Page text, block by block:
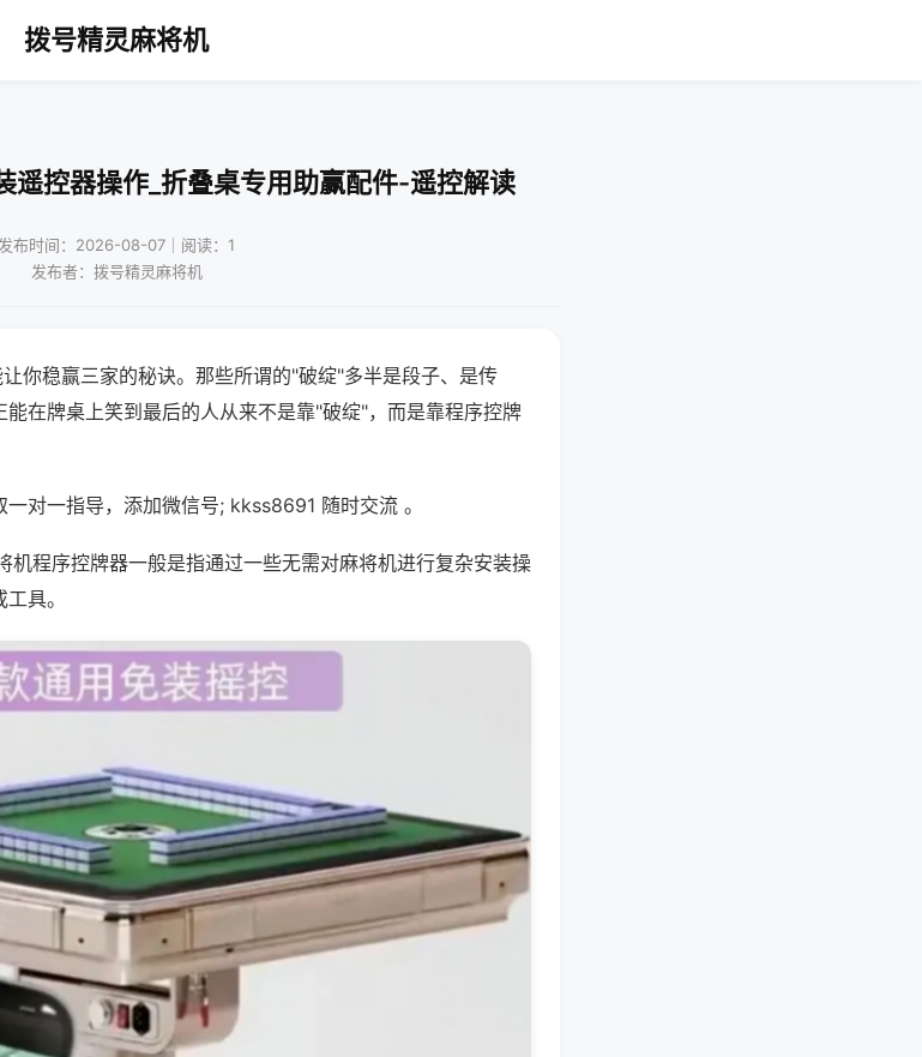
拨号精灵麻将机
遥控器操作_折叠桌专用助赢配件-遥控解读
发布时间：2026-08-07｜阅读：1
发布者：拨号精灵麻将机
你稳赢三家的秘诀。那些所谓的"破绽"多半是段子、是传
在牌桌上笑到最后的人从来不是靠"破绽"，而是靠程序控牌
对一指导，添加微信号; kkss8691 随时交流 。
机程序控牌器一般是指通过一些无需对麻将机进行复杂安装操
具。